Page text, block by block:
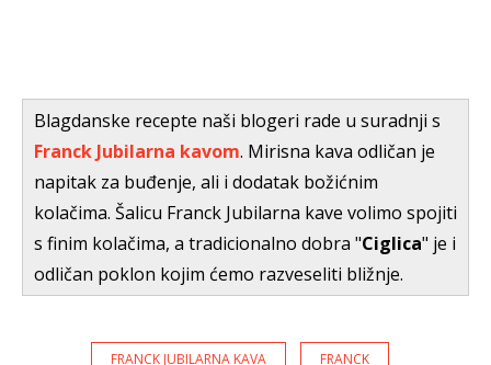
Blagdanske recepte naši blogeri rade u suradnji s
Franck Jubilarna kavom. Mirisna kava odličan je
napitak za buđenje, ali i dodatak božićnim
kolačima. Šalicu Franck Jubilarna kave volimo spojiti
s finim kolačima, a tradicionalno dobra "Ciglica" je i
odličan poklon kojim ćemo razveseliti bližnje.
FRANCK JUBILARNA KAVA FRANCK